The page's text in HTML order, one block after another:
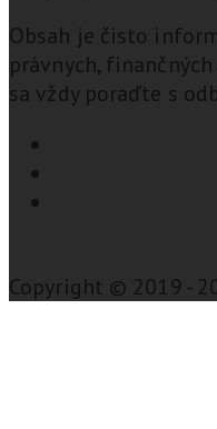
Obsah je čisto
právnych,
sa vždy poraďte s
Copyright © 2019 -